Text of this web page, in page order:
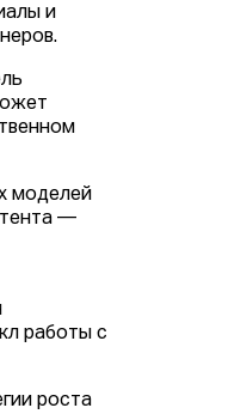
и
моделей
—
работы с
роста